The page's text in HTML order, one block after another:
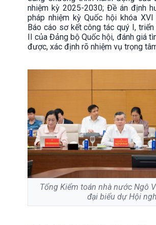
nhiệm kỳ 2025-2030; Đề án định
pháp nhiệm kỳ Quốc hội khóa
Báo cáo sơ kết công tác quý I,
II của Đảng bộ Quốc hội, đánh giá
được, xác định rõ nhiệm vụ trọng
Tổng Kiểm toán nhà nước Ngô
đại biểu dự Hội